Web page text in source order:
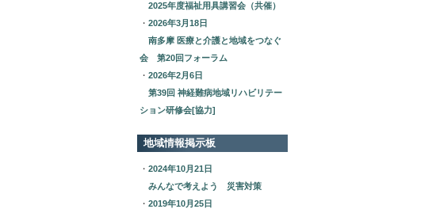
2025年度福祉用具講習会（共催）
・ 2026年3月18日
南多摩 医療と介護と地域をつなぐ
会 第20回フォーラム
・ 2026年2月6日
第39回 神経難病地域リハビリテー
ション研修会[協力]
地域情報掲示板
・ 2024年10月21日
みんなで考えよう 災害対策
・ 2019年10月25日